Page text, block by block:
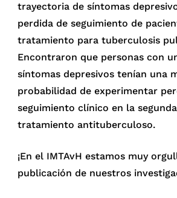
trayectoria de síntomas
perdida de seguimiento de
tratamiento para tuberculosis
Encontraron que personas con
síntomas depresivos tenían una
probabilidad de experimentar
seguimiento clínico en la
tratamiento antituberculoso.
¡En el IMTAvH estamos muy
publicación de nuestros